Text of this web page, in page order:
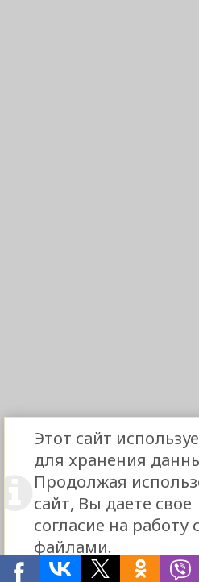
Этот сайт
для хранения
Продолжая
сайт, Вы даете свое
согласие на работу
файлами.